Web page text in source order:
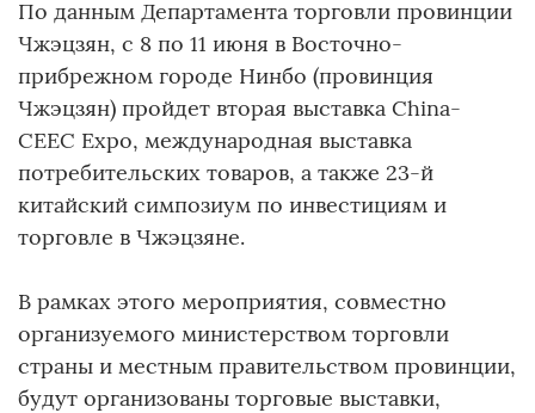
По данным Департамента торговли провинции
Чжэцзян, с 8 по 11 июня в Восточно-
прибрежном городе Нинбо (провинция
Чжэцзян) пройдет вторая выставка China-
CEEC Expo, международная выставка
потребительских товаров, а также 23-й
китайский симпозиум по инвестициям и
торговле в Чжэцзяне.
В рамках этого мероприятия, совместно
организуемого министерством торговли
страны и местным правительством провинции,
будут организованы торговые выставки,